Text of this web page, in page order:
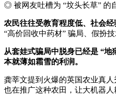
◎ 被网友吐槽为 “坟头长草” 的
农民往往受教育程度低、社会
“高价回收中药材” 骗局、假扮
从套娃式骗局中脱身已经是 “
本就薄如霜雪的利润。
龚莘文提到火爆的英国农业真
也在推广这种农田，让大机器人